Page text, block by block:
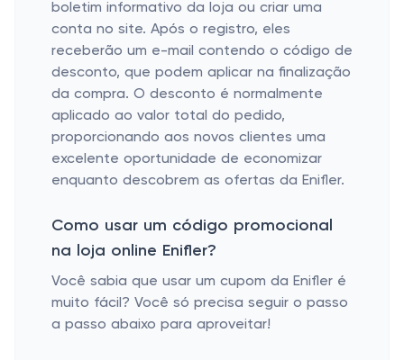
boletim informativo da loja ou criar uma
conta no site. Após o registro, eles
receberão um e-mail contendo o código de
desconto, que podem aplicar na finalização
da compra. O desconto é normalmente
aplicado ao valor total do pedido,
proporcionando aos novos clientes uma
excelente oportunidade de economizar
enquanto descobrem as ofertas da Enifler.
Como usar um código promocional
na loja online Enifler?
Você sabia que usar um cupom da Enifler é
muito fácil? Você só precisa seguir o passo
a passo abaixo para aproveitar!